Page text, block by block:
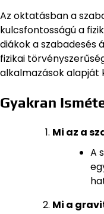
Az oktatásban a
kulcsfontosságú a
diákok a szabadesés
fizikai
alkalmazások alapját
Gyakran
Mi az a
A
Mi a